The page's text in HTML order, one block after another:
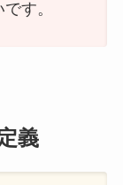
す。
義